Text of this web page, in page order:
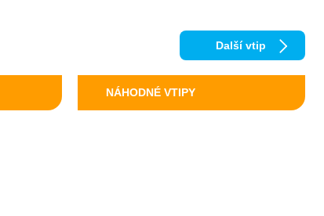
Další vtip
NÁHODNÉ VTIPY